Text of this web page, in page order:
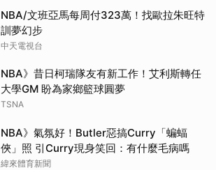
NBA/文班亞馬每周付323萬！找歐拉朱旺特
訓夢幻步
中天電視台
NBA》昔日柯瑞隊友有新工作！艾利斯轉任
大學GM 盼為家鄉籃球圓夢
TSNA
NBA》氣氛好！Butler惡搞Curry「蝙蝠
俠」照 引Curry現身笑回：有什麼毛病嗎
緯來體育新聞